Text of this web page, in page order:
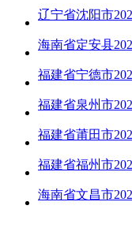
辽宁省沈阳市
海南省定安县
福建省宁德市
福建省泉州市
福建省莆田市
福建省福州市
海南省文昌市